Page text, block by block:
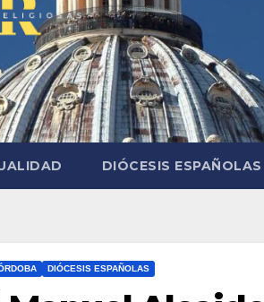
DIÓCESIS ESPAÑOLAS
DIÓCESIS ESPAÑOLAS